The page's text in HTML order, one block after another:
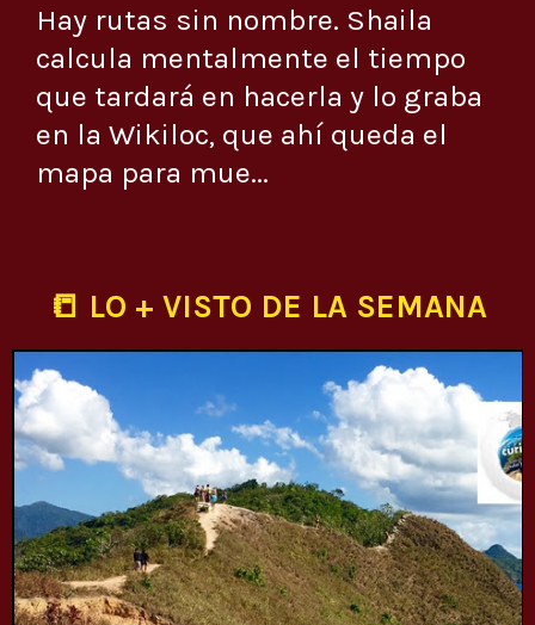
Hay rutas sin nombre. Shaila
calcula mentalmente el tiempo
que tardará en hacerla y lo graba
en la Wikiloc, que ahí queda el
mapa para mue...
📒 LO + VISTO DE LA SEMANA